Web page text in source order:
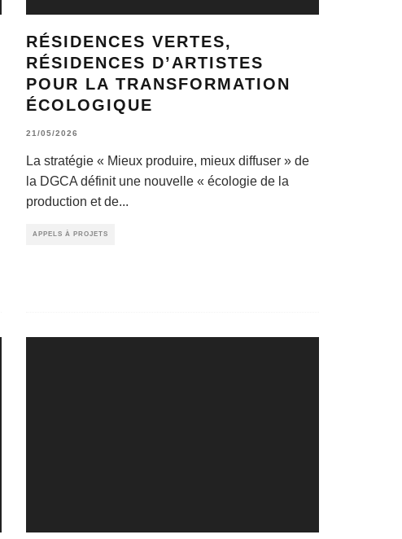
RÉSIDENCES VERTES,
RÉSIDENCES D’ARTISTES
POUR LA TRANSFORMATION
ÉCOLOGIQUE
21/05/2026
La stratégie « Mieux produire, mieux diffuser » de
la DGCA définit une nouvelle « écologie de la
production et de...
APPELS À PROJETS